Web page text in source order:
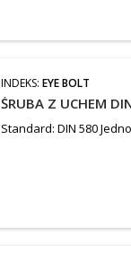
INDEKS:EYE BOLT
ŚRUBA Z UCHEM
Standard: DIN 580